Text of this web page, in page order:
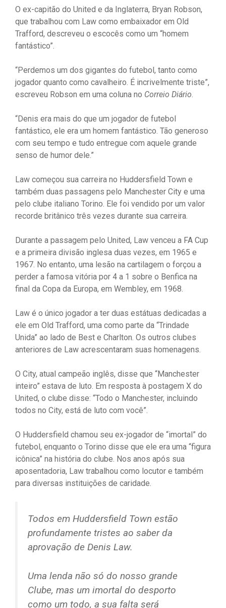
O ex-capitão do United e da Inglaterra, Bryan Robson,
que trabalhou com Law como embaixador em Old
Trafford, descreveu o escocês como um “homem
fantástico”.
“Perdemos um dos gigantes do futebol, tanto como
jogador quanto como cavalheiro. É incrivelmente triste”,
escreveu Robson em uma coluna no Correio Diário
“Denis era mais do que um jogador de futebol
fantástico, ele era um homem fantástico. Tão generoso
com seu tempo e tudo entregue com aquele grande
senso de humor dele.”
Law começou sua carreira no Huddersfield Town e
também duas passagens pelo Manchester City e uma
pelo clube italiano Torino. Ele foi vendido por um valor
recorde britânico três vezes durante sua carreira.
Durante a passagem pelo United, Law venceu a FA Cup
e a primeira divisão inglesa duas vezes, em 1965 e
1967. No entanto, uma lesão na cartilagem o forçou a
perder a famosa vitória por 4 a 1 sobre o Benfica na
final da Copa da Europa, em Wembley, em 1968.
Law é o único jogador a ter duas estátuas dedicadas a
ele em Old Trafford, uma como parte da “Trindade
Unida” ao lado de Best e Charlton. Os outros clubes
anteriores de Law acrescentaram suas homenagens.
O City, atual campeão inglês, disse que “Manchester
inteiro” estava de luto. Em resposta à postagem X do
United, o clube disse: “Todo o Manchester, incluindo
todos no City, está de luto com você”.
O Huddersfield chamou seu ex-jogador de “imortal” do
futebol, enquanto o Torino disse que ele era uma “figura
icônica” na história do clube. Nos anos após sua
aposentadoria, Law trabalhou como locutor e também
para diversas instituições de caridade.
Todos em Huddersfield Town estão
profundamente tristes ao saber da
aprovação de Denis Law.
Uma lenda não só do nosso grande
Clube, mas um imortal do desporto
como um todo, a sua falta será